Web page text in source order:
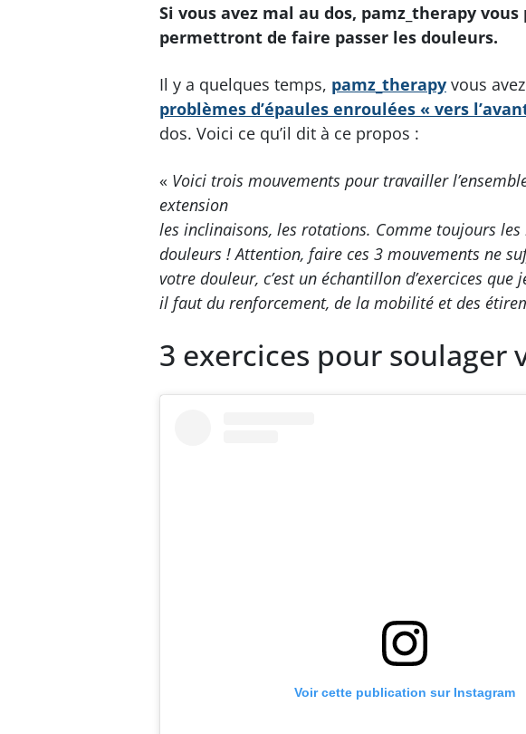
Si vous avez mal au dos, pamz_therapy
permettront de faire passer les douleurs.
Il y a quelques temps, pamz_therapy vous
problèmes d’épaules enroulées « vers
dos. Voici ce qu’il dit à ce propos :
« Voici trois mouvements pour travailler
extension
les inclinaisons, les rotations. Comme toujours
douleurs ! Attention, faire ces 3 mouvements ne
votre douleur, c’est un échantillon d’exercices
il faut du renforcement, de la mobilité et des
3 exercices pour soulager
Voir cette publication sur Instagram